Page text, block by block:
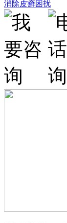
消除皮癣困扰